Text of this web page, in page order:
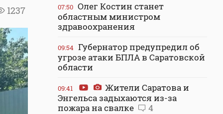
1237 07:50 Олег Костин станет
областным министром
здравоохранения
09:54 Губернатор предупредил об
угрозе атаки БПЛА в Саратовской
области
09:41
Жители Саратова и
Энгельса задыхаются из-за
пожара на свалке
4